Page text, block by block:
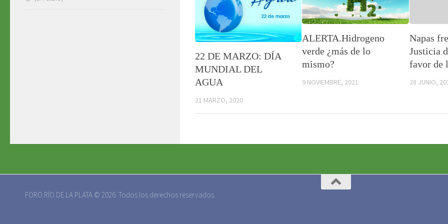
22 DE MARZO: DÍA
MUNDIAL DEL
AGUA
21 MARZO, 2020
ALERTA.Hidrogeno
verde ¿más de lo
mismo?
9 NOVIEMBRE, 2021
Napas
Justicia
favor de
28 JUNIO,
FORO RÍO DE LA PLATA © 2026. Todos los derechos reservados.